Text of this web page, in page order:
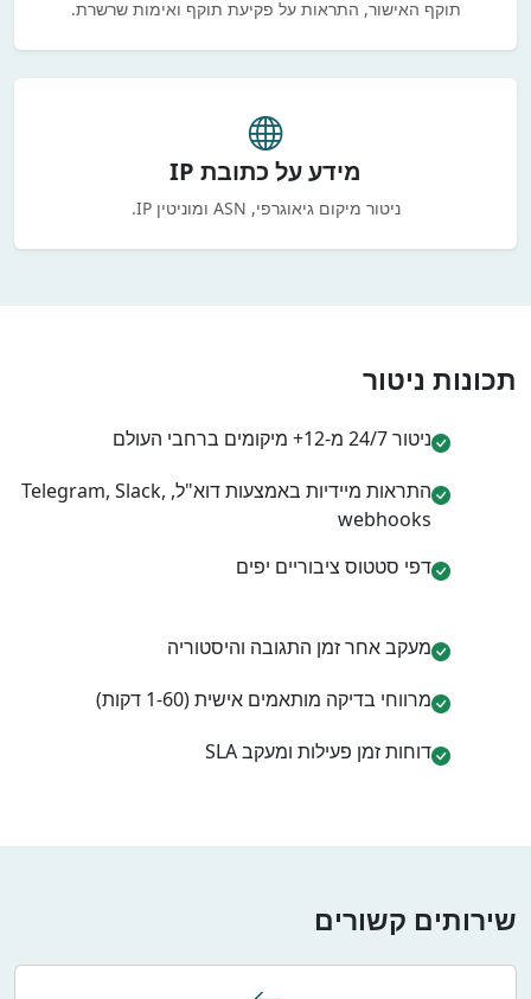
תוקף האישור, התראות על פקיעת תוקף ואימות שרשרת.
מידע על כתובת IP
ניטור מיקום גיאוגרפי, ASN ומוניטין IP.
תכונות ניטור
ניטור 24/7 מ-12+ מיקומים ברחבי העולם
התראות מיידיות באמצעות דוא"ל, Telegram, Slack,
webhooks
דפי סטטוס ציבוריים יפים
מעקב אחר זמן התגובה והיסטוריה
מרווחי בדיקה מותאמים אישית (1-60 דקות)
דוחות זמן פעילות ומעקב SLA
שירותים קשורים